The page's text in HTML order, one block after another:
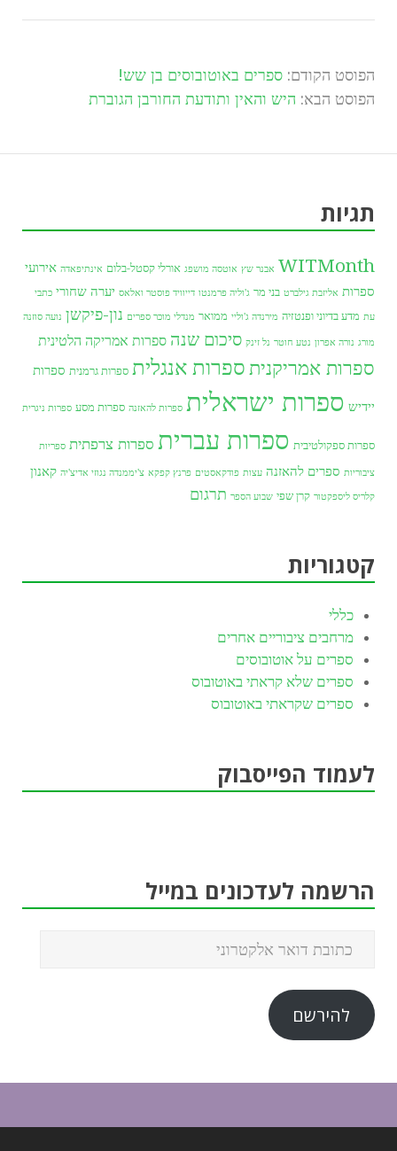
הפוסט הקודם: ספרים באוטובוסים בן שש!
הפוסט הבא: היש והאין ותודעת החורבן הגוברת
תגיות
WITMonth אבנר שץ אוטסה מושפג אורלי קסטל-בלום אינתיפאדה אירועי
ספרות אליזבת גילברט בני מר ג'וליה פרמנטו דייוויד פוסטר ואלאס יערה שחורי כתבי
עת מדע בדיוני ופנטזיה מירנדה ג'וליי ממואר מנדלי מוכר ספרים נון-פיקשן נועה סוזנה
מורג נורה אפרון נטע חוטר נל זינק סיכום שנה ספרות אמריקה הלטינית
ספרות אמריקניתספרות אנגלית ספרות גרמנית ספרות
יידיש ספרות ישראלית ספרות להאזנה ספרות מסע ספרות ניגרית
ספרות ספקולטיבית ספרות עברית ספרות צרפתית ספריות
ציבוריות ספרים להאזנה עצות פודקאסטים פרנץ קפקא צ'יממנדה נגוזי אדיצ'יה קאנון
קלריס ליספקטור קרן שפי שבוע הספר תרגום
קטגוריות
כללי
מרחבים ציבוריים אחרים
ספרים על אוטובוסים
ספרים שלא קראתי באוטובוס
ספרים שקראתי באוטובוס
לעמוד הפייסבוק
הרשמה לעדכונים במייל
להירשם